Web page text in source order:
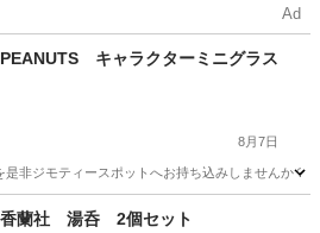
Ad
キャラクターミニグラス
8月7日
ジモティースポットへお持ち込みしませんか？
現地
香蘭社 湯呑 2個セット